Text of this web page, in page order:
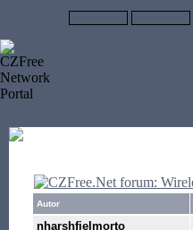
Autor
nharshfielmorto